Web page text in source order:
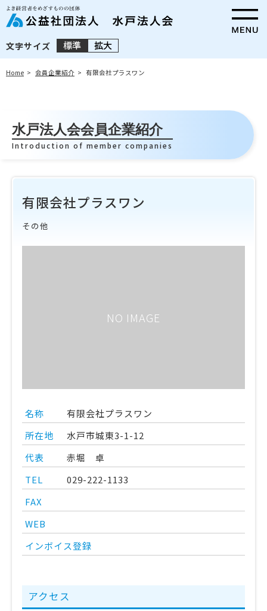
文字サイズ 標準 拡大
Home 会員企業紹介 有限会社プラスワン
水戸法人会会員企業紹介
Introduction of member companies
有限会社プラスワン
その他
NO IMAGE
名称
有限会社プラスワン
所在地
水戸市城東3-1-12
代表
赤堀 卓
TEL
029-222-1133
FAX
WEB
インボイス登録
アクセス